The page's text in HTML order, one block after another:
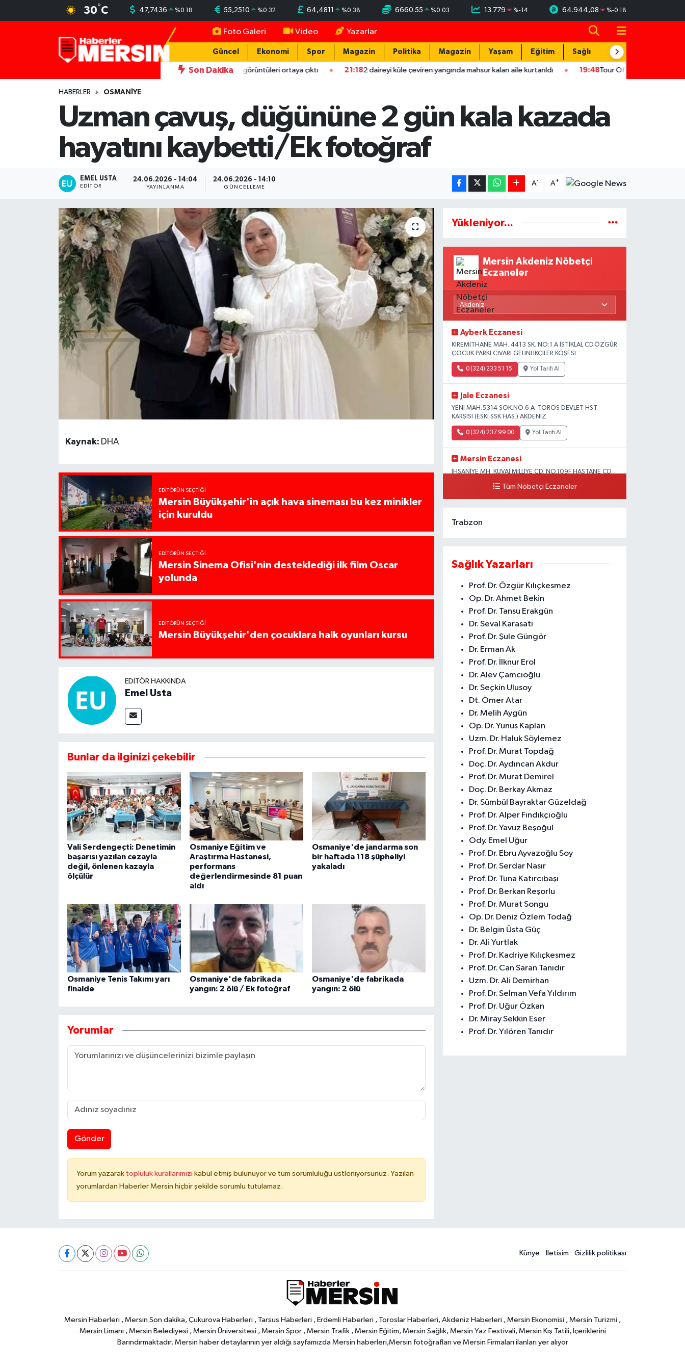
30°C 47,7436 %0.18 55,2510 %0.32 64,4811 %0.38 6660.55 %0.03 13.779 %-14 64.944,08 %-0.18
Foto Galeri Video Yazarlar
Güncel Ekonomi Spor Magazin Politika Magazin Yaşam Eğitim Sağlık Teknoloji
Son Dakika
kadını darbeden şüpheliye uzaklaştırma; geçmiş yıllardaki darp görüntüleri ortaya çıktı 21:182 daireyi küle çeviren yangında mahsur kalan aile kurtarıldı 19:48Tour Of Kahramanmaraş'ın
HABERLER OSMANİYE
Uzman çavuş, düğününe 2 gün kala kazada
hayatını kaybetti/Ek fotoğraf
EMEL USTA
EDITÖR
24.06.2026 - 14:04
YAYINLANMA
24.06.2026 - 14:10
GÜNCELLEME
A- A+
Kaynak: DHA
EDITÖRÜN SEÇTIĞI
Mersin Büyükşehir'in açık hava sineması bu kez minikler
için kuruldu
EDITÖRÜN SEÇTIĞI
Mersin Sinema Ofisi'nin desteklediği ilk film Oscar
yolunda
EDITÖRÜN SEÇTIĞI
Mersin Büyükşehir'den çocuklara halk oyunları kursu
EDITÖR HAKKINDA
Emel Usta
Bunlar da ilginizi çekebilir
Vali Serdengeçti: Denetimin
başarısı yazılan cezayla
değil, önlenen kazayla
ölçülür
Osmaniye Eğitim ve
Araştırma Hastanesi,
performans
değerlendirmesinde 81 puan
aldı
Osmaniye'de jandarma son
bir haftada 118 şüpheliyi
yakaladı
Osmaniye Tenis Takımı yarı
finalde
Osmaniye'de fabrikada
yangın: 2 ölü / Ek fotoğraf
Osmaniye'de fabrikada
yangın: 2 ölü
Yorumlar
Gönder
Yorum yazarak topluluk kurallarımızı kabul etmiş bulunuyor ve tüm sorumluluğu üstleniyorsunuz. Yazılan
yorumlardan Haberler Mersin hiçbir şekilde sorumlu tutulamaz.
Yükleniyor...
Mersin Akdeniz Nöbetçi
Eczaneler
Ayberk Eczanesi
KİREMİTHANE MAH. 4413 SK. NO:1 A İSTİKLAL CD.ÖZGÜR
ÇOCUK PARKI CİVARI GELİNLİKÇİLER KÖŞESİ
0 (324) 233 51 15 Yol Tarifi Al
Jale Eczanesi
YENI MAH.5314 SOK.NO:6 A TOROS DEVLET HST
KARŞISI (ESKİ SSK HAS.) AKDENİZ
0 (324) 237 99 00 Yol Tarifi Al
Mersin Eczanesi
İHSANİYE MH. KUVAİ MİLLİYE CD. NO.109F HASTANE CD.
KURUÇEŞME ŞUBESİ KARŞISI AKDENİZ
Tüm Nöbetçi Eczaneler
Trabzon
Sağlık Yazarları
Prof. Dr. Özgür Kılıçkesmez
Op. Dr. Ahmet Bekin
Prof. Dr. Tansu Erakgün
Dr. Seval Karasatı
Prof. Dr. Şule Güngör
Dr. Erman Ak
Prof. Dr. İlknur Erol
Dr. Alev Çamcıoğlu
Dr. Seçkin Ulusoy
Dt. Ömer Atar
Dr. Melih Aygün
Op. Dr. Yunus Kaplan
Uzm. Dr. Haluk Söylemez
Prof. Dr. Murat Topdağ
Doç. Dr. Aydıncan Akdur
Prof. Dr. Murat Demirel
Doç. Dr. Berkay Akmaz
Dr. Sümbül Bayraktar Güzeldağ
Prof. Dr. Alper Fındıkçıoğlu
Prof. Dr. Yavuz Beşoğul
Ody. Emel Uğur
Prof. Dr. Ebru Ayvazoğlu Soy
Prof. Dr. Serdar Nasır
Prof. Dr. Tuna Katırcıbaşı
Prof. Dr. Berkan Reşorlu
Prof. Dr. Murat Songu
Op. Dr. Deniz Özlem Todağ
Dr. Belgin Üsta Güç
Dr. Ali Yurtlak
Prof. Dr. Kadriye Kılıçkesmez
Prof. Dr. Can Saran Tanıdır
Uzm. Dr. Ali Demirhan
Prof. Dr. Selman Vefa Yıldırım
Prof. Dr. Uğur Özkan
Dr. Miray Sekkin Eser
Prof. Dr. Yılören Tanıdır
Künye İletisim Gizlilik politikası
Mersin Haberleri , Mersin Son dakika, Çukurova Haberleri , Tarsus Haberleri , Erdemli Haberleri , Toroslar Haberleri, Akdeniz Haberleri , Mersin Ekonomisi , Mersin Turizmi ,
Mersin Limanı , Mersin Belediyesi , Mersin Üniversitesi , Mersin Spor , Mersin Trafik , Mersin Eğitim, Mersin Sağlık, Mersin Yaz Festivali, Mersin Kış Tatili, İçeriklerini
Barındırmaktadır. Mersin haber detaylarının yer aldığı sayfamızda Mersin haberleri,Mersin fotoğrafları ve Mersin Firmaları ilanları yer alıyor
Mersin Nöbetçi Eczaneler
Mersin Hava Durumu
Mersin Trafik Yoğunluk Haritası
Süper Lig Puan Durumu ve Fikstür
Tüm Manşetler
Haber Arşivi